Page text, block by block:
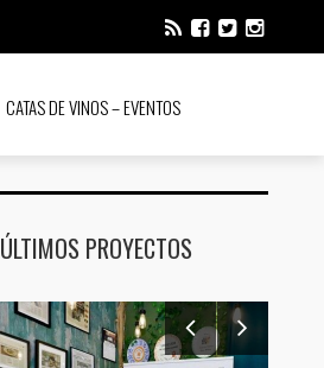
CATAS DE VINOS – EVENTOS
ÚLTIMOS PROYECTOS